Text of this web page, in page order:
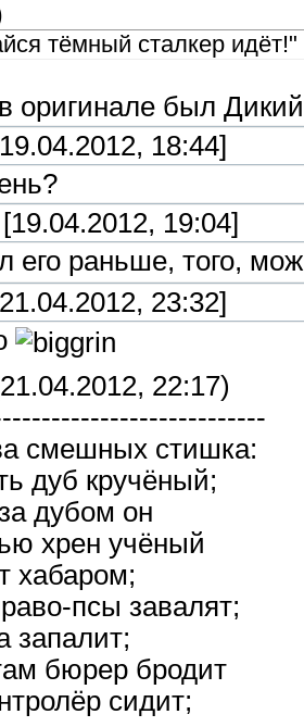
тёмный сталкер идёт!"
оригинале был
18:44]
[19.04.2012, 19:04]
его раньше, того,
23:32]
22:17)
смешных стишка:
дуб кручёный;
дубом он
хрен учёный
хабаром;
псы завалят;
запалит;
бюрер бродит
сидит;